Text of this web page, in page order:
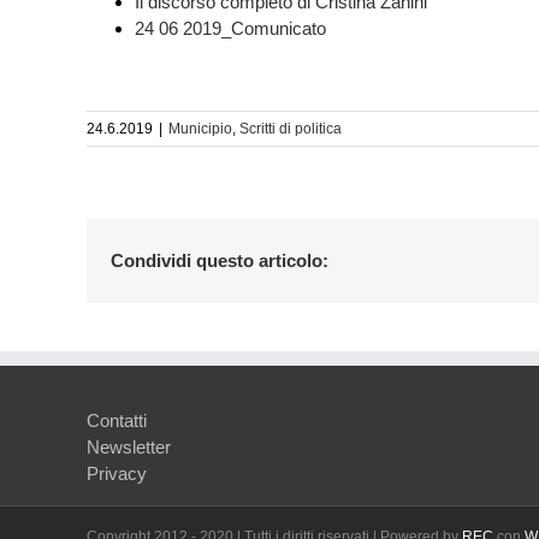
24 06 2019_Comunicato
24.6.2019 | Municipio Scritti di politica
Condividi questo articolo:
Contatti
Newsletter
Privacy